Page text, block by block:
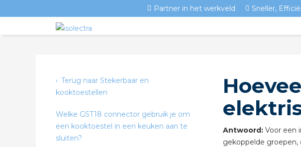
Antwoord: Voor een
gekoppelde
Terug naar Stekerbaar en
kooktoestellen
Welke GST18 connector gebruik je om
een kooktoestel in een keuken aan te
sluiten?
Partner in het werkveld Sneller,